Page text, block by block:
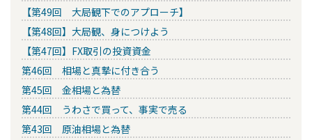
【第49回 大局観下でのアプローチ】
【第48回】大局観、身につけよう
【第47回】FX取引の投資資金
第46回 相場と真摯に付き合う
第45回 金相場と為替
第44回 うわさで買って、事実で売る
第43回 原油相場と為替